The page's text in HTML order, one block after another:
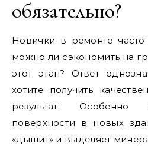
обязательно?
Новички в ремонте
можно ли сэкономить на
этот этап? Ответ
хотите получить
результат. Особенно
поверхности в новых
«дышит» и выделяет